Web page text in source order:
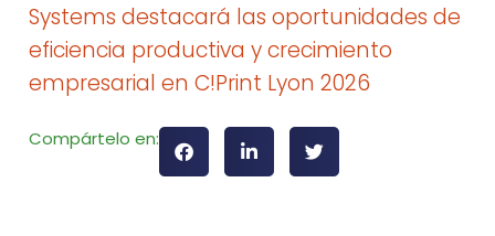
Systems destacará las oportunidades de
eficiencia productiva y crecimiento
empresarial en C!Print Lyon 2026
Compártelo en: